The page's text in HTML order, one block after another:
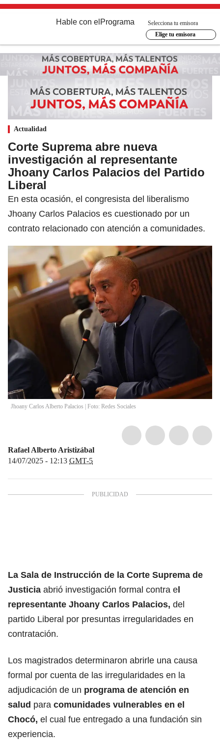
Hable con el Programa
Selecciona tu emisora
Elige tu emisora
Actualidad
Corte Suprema abre nueva
investigación al representante
Jhoany Carlos Palacios del Partido
Liberal
En esta ocasión, el congresista del liberalismo
Jhoany Carlos Palacios es cuestionado por un
contrato relacionado con atención a comunidades.
Jhoany Carlos Alberto Palacios | Foto: Redes Sociales
Rafael Alberto Aristizábal
14/07/2025 - 12:13 GMT-5
La Sala de Instrucción de la Corte Suprema de
Justicia abrió investigación formal contra el
representante Jhoany Carlos Palacios, del
partido Liberal por presuntas irregularidades en
contratación.
Los magistrados determinaron abrirle una causa
formal por cuenta de las irregularidades en la
adjudicación de un programa de atención en
salud para comunidades vulnerables en el
Chocó, el cual fue entregado a una fundación sin
experiencia.